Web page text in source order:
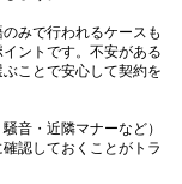
みで行われるケースも
ントです。不安がある
ことで安心して契約を
音・近隣マナーなど）
認しておくことがトラ